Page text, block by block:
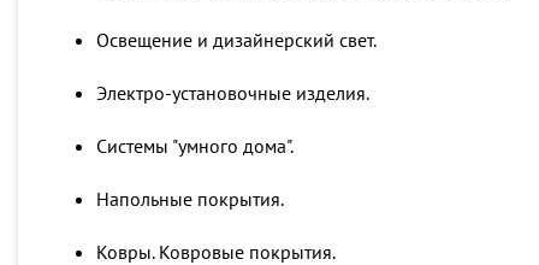
Освещение и дизайнерский свет.
Электро-установочные изделия.
Системы "умного дома".
Напольные покрытия.
Ковры. Ковровые покрытия.